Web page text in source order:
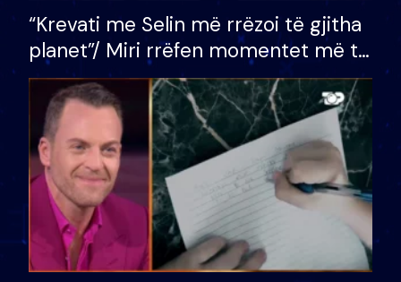
“Krevati me Selin më rrëzoi të gjitha
planet”/ Miri rrëfen momentet më të
bukura në shtëpinë e BB VIP: Do më
mungojë zilja e mëngjesit kur…